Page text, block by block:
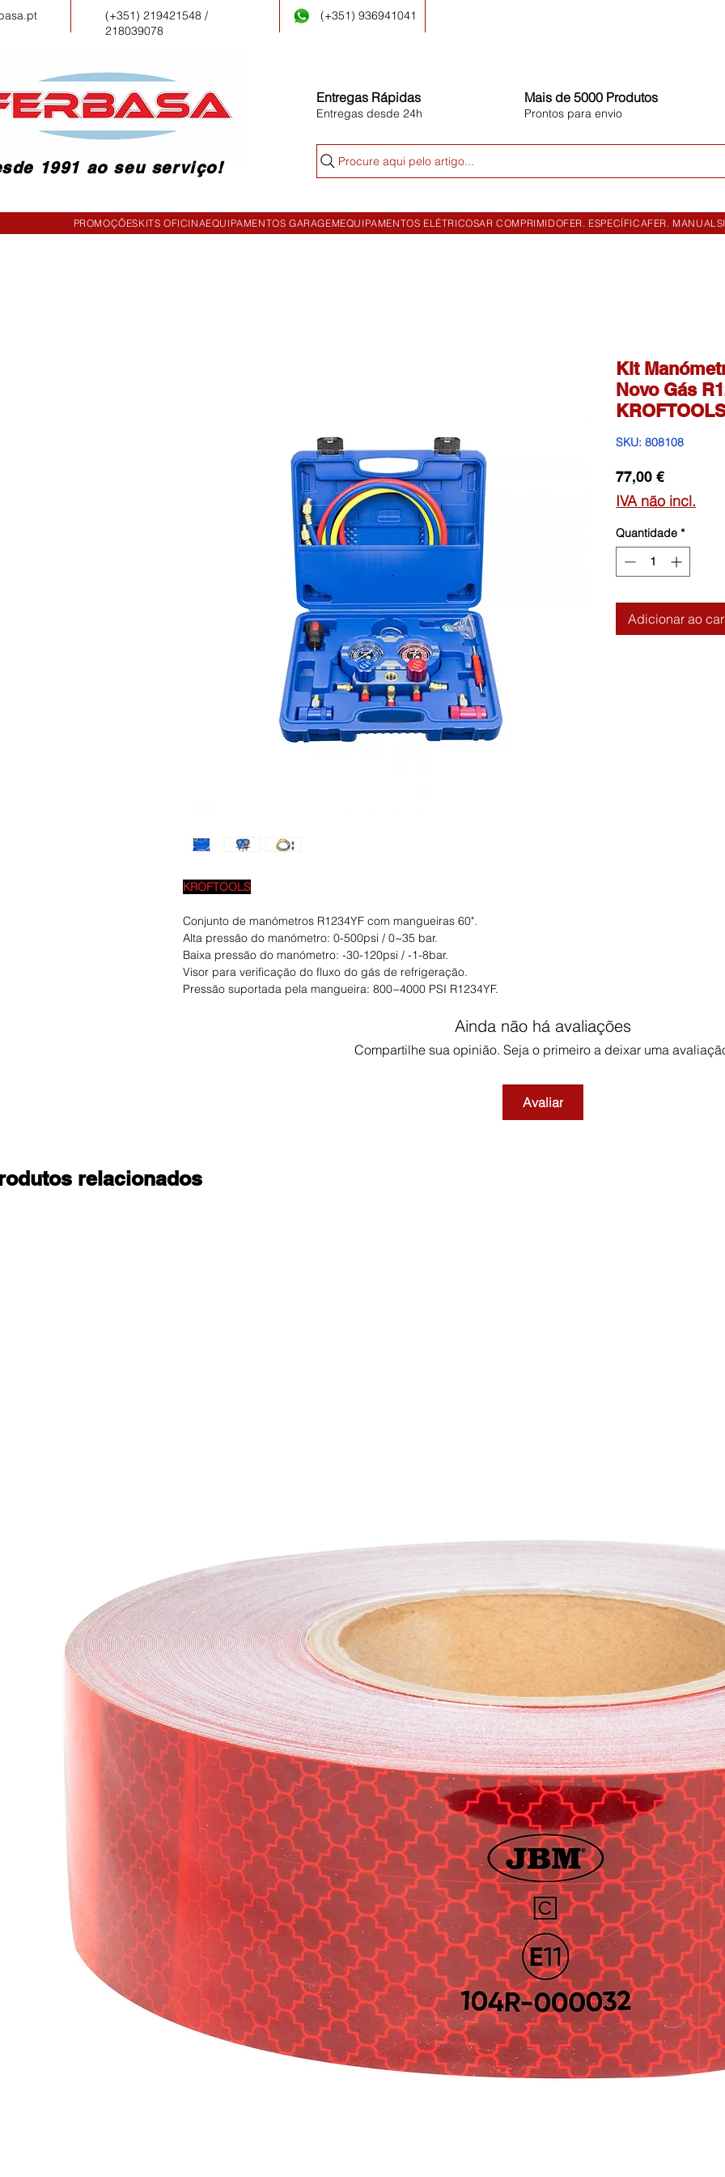
(+351) 219421548 /
218039078
(+351) 936941041
1991 ao seu serviço!
Entregas Rápidas
Entregas desde 24h
Mais de 5000 Produtos
Prontos para envio
Procure aqui pelo artigo...
PROMOÇÕESKITS OFICINAEQUIPAMENTOS GARAGEMEQUIPAMENTOS ELÉTRICOSAR COMPRIMIDOFER. ESPECÍFICAFER. MANUAL
KROFTOOLS
Conjunto de manómetros R1234YF com mangueiras 60".
Alta pressão do manómetro: 0-500psi / 0~35 bar.
Baixa pressão do manómetro: -30-120psi / -1-8bar.
Visor para verificação do fluxo do gás de refrigeração.
Pressão suportada pela mangueira: 800~4000 PSI R1234YF.
Kit
Novo Gás
SKU: 808108
77,00 €Preço
IVA não incl.
Quantidade *
Adicionar ao
Ainda não há avaliações
Compartilhe sua opinião. Seja o primeiro a deixar uma
Avaliar
relacionados